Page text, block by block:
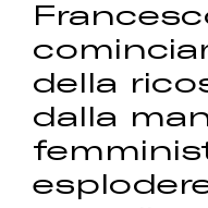
della
dalla